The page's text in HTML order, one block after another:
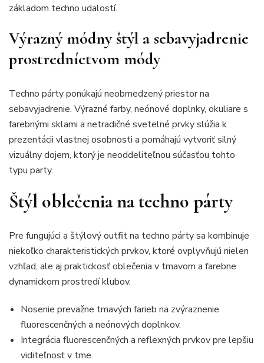
základom techno udalostí.
Výrazný módny štýl a sebavyjadrenie
prostredníctvom módy
Techno párty ponúkajú neobmedzený priestor na
sebavyjadrenie. Výrazné farby, neónové doplnky, okuliare s
farebnými sklami a netradičné svetelné prvky slúžia k
prezentácii vlastnej osobnosti a pomáhajú vytvoriť silný
vizuálny dojem, ktorý je neoddeliteľnou súčasťou tohto
typu party.
Štýl oblečenia na techno párty
Pre fungujúci a štýlový outfit na techno párty sa kombinuje
niekoľko charakteristických prvkov, ktoré ovplyvňujú nielen
vzhľad, ale aj praktickosť oblečenia v tmavom a farebne
dynamickom prostredí klubov.
Nosenie prevažne tmavých farieb na zvýraznenie
fluorescenčných a neónových doplnkov.
Integrácia fluorescenčných a reflexných prvkov pre lepšiu
viditeľnosť v tme.